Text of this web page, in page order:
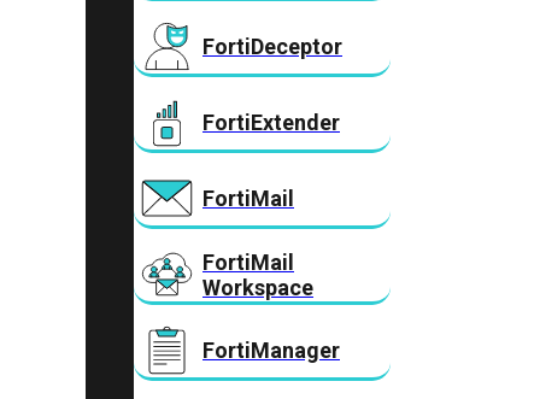
FortiDeceptor
FortiExtender
FortiMail
FortiMail
Workspace
FortiManager